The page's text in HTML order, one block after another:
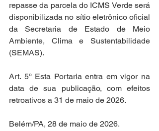
repasse da parcela do ICMS Verde será
disponibilizada no sítio eletrônico oficial
da Secretaria de Estado de Meio
Ambiente, Clima e Sustentabilidade
(SEMAS).
Art. 5º Esta Portaria entra em vigor na
data de sua publicação, com efeitos
retroativos a 31 de maio de 2026.
Belém/PA, 28 de maio de 2026.